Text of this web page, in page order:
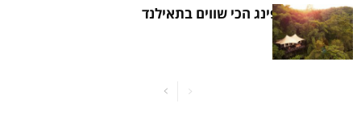
אתרי הגלאמפינג הכי שווים בתאילנד